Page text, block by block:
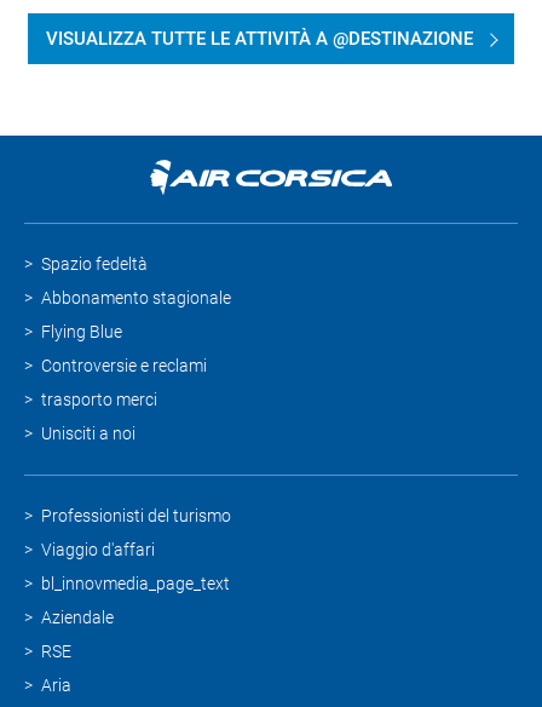
VISUALIZZA TUTTE LE ATTIVITÀ A @DESTINAZIONE
Spazio fedeltà
Abbonamento stagionale
Flying Blue
Controversie e reclami
trasporto merci
Unisciti a noi
Professionisti del turismo
Viaggio d'affari
bl_innovmedia_page_text
Aziendale
RSE
Aria